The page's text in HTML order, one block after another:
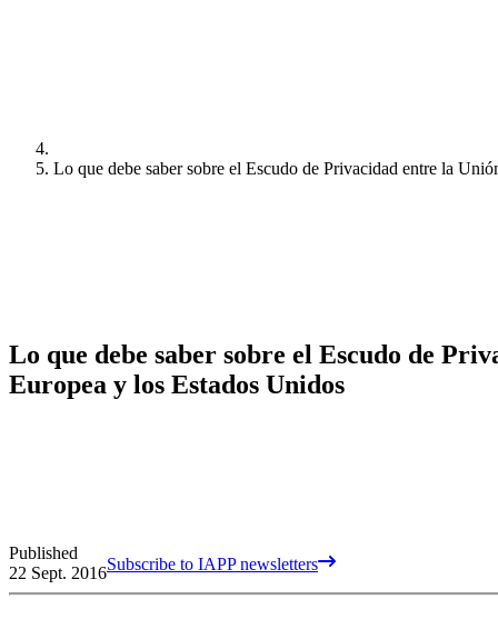
Lo que debe saber sobre el Escudo de Privacidad entre la
Lo que debe saber sobre el Escudo de
Europea y los Estados Unidos
Published
22 Sept. 2016Subscribe to IAPP newsletters